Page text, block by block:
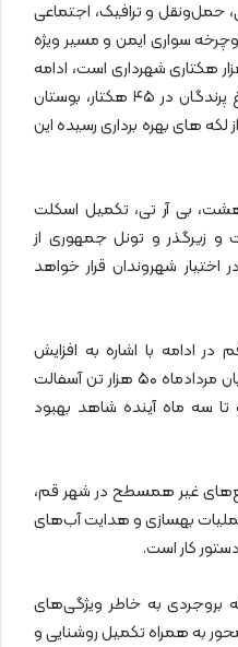
حمل‌ونقل و ترافیک، اجتماعی
سواری ایمن و مسیر ویژه
هکتاری شهرداری است، ادامه
داد: بوستان کوثر در ۲۰ هکتار، باغ پرندگان در ۴۵ هکتار، بوستان
های بهره برداری رسیده این
بی آر تی، تکمیل اسکلت
و زیرگذر و تونل جمهوری از
شهروندان قرار خواهد
ادامه با اشاره به افزایش
نجومی قیمت قیر، ادامه داد: تا پایان مردادماه ۵۰ هزار تن آسفالت
سه ماه آینده شاهد بهبود
غیر همسطح در شهر قم،
بهسازی و هدایت آب‌های
کار است.
بروجردی به خاطر ویژگی‌های
به همراه تکمیل روشنایی و